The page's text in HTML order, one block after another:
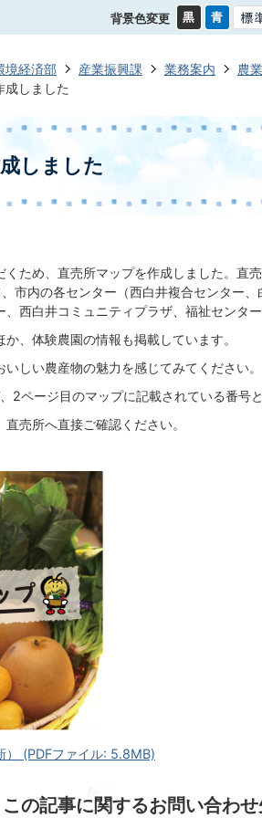
背景色変更
境経済部 産業振興課 業務案内
農業
成しました
しました
ため、直売所マップを作成しました。直
市内の各センター（西白井複合センター
西白井コミュニティプラザ、福祉センタ
、体験農園の情報も掲載しています。
しい農産物の魅力を感じてみてください。
2ページ目のマップに記載されている番号
売所へ直接ご確認ください。
） (PDFファイル: 5.8MB)
この記事に関するお問い合わ